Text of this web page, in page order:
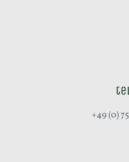
+49 (0)